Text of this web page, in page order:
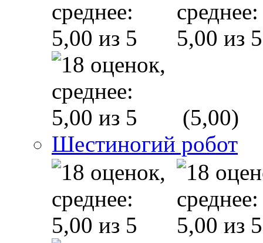
(5,00)
Шестиногий робот